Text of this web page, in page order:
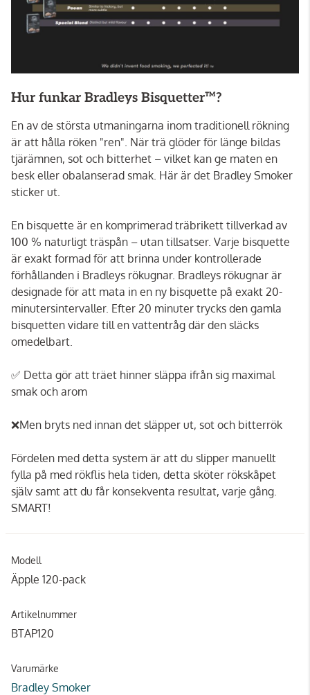
Hur funkar Bradleys Bisquetter™?
En av de största utmaningarna inom traditionell rökning
är att hålla röken "ren". När trä glöder för länge bildas
tjärämnen, sot och bitterhet – vilket kan ge maten en
besk eller obalanserad smak. Här är det Bradley Smoker
sticker ut.
En bisquette är en komprimerad träbrikett tillverkad av
100 % naturligt träspån – utan tillsatser. Varje bisquette
är exakt formad för att brinna under kontrollerade
förhållanden i Bradleys rökugnar. Bradleys rökugnar är
designade för att mata in en ny bisquette på exakt 20-
minutersintervaller. Efter 20 minuter trycks den gamla
bisquetten vidare till en vattentråg där den släcks
omedelbart.
✅ Detta gör att träet hinner släppa ifrån sig maximal
smak och arom
❌Men bryts ned innan det släpper ut, sot och bitterrök
Fördelen med detta system är att du slipper manuellt
fylla på med rökflis hela tiden, detta sköter rökskåpet
själv samt att du får konsekventa resultat, varje gång.
SMART!
Modell
Äpple 120-pack
Artikelnummer
BTAP120
Varumärke
Bradley Smoker